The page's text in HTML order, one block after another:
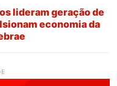
lideram geração de
economia da